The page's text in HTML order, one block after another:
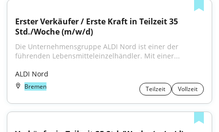
Erster Verkäufer / Erste Kraft in Teilzeit 35
Std./Woche (m/w/d)
Die Unternehmensgruppe ALDI Nord ist einer der
führenden Lebensmitteleinzelhändler. Mit einer...
ALDI Nord
Bremen Teilzeit Vollzeit